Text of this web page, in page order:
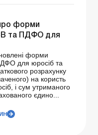
форми
та ПДФО для
форми
для юросіб та
розрахунку
на користь
і сум утриманого
єдино...